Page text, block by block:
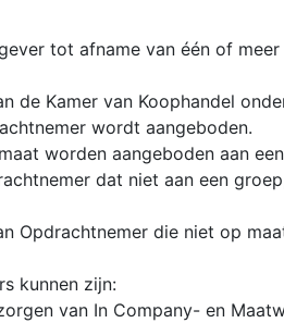
tot afname van één of
de Kamer van Koophandel
wordt aangeboden.
worden aangeboden aan
dat niet aan een
Opdrachtnemer die niet op
kunnen zijn:
van In Company- en